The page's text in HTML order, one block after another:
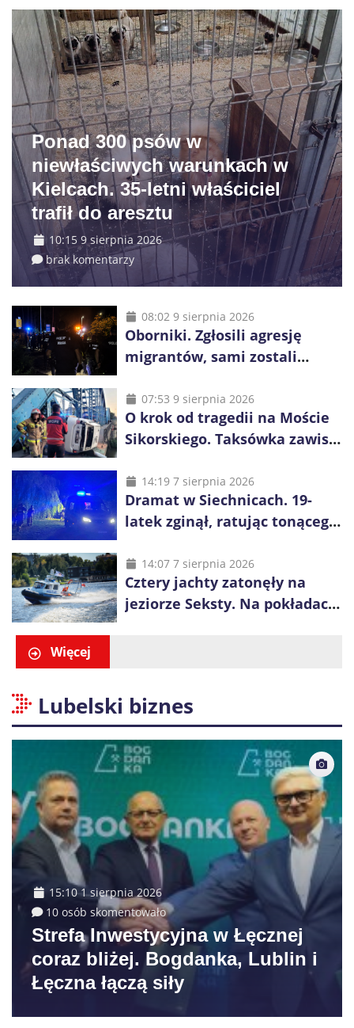
Ponad 300 psów w
niewłaściwych warunkach w
Kielcach. 35-letni właściciel
trafił do aresztu
10:15 9 sierpnia 2026
brak komentarzy
08:02 9 sierpnia 2026
Oborniki. Zgłosili agresję
migrantów, sami zostali
proceder
07:53 9 sierpnia 2026
O krok od tragedii na Moście
Sikorskiego. Taksówka zawisła
14:19 7 sierpnia 2026
Dramat w Siechnicach. 19-
latek zginął, ratując tonącego
14:07 7 sierpnia 2026
Cztery jachty zatonęły na
jeziorze Seksty. Na pokładach
Więcej
Lubelski biznes
15:10 1 sierpnia 2026
10 osób skomentowało
Strefa Inwestycyjna w Łęcznej
coraz bliżej. Bogdanka, Lublin i
Łęczna łączą siły